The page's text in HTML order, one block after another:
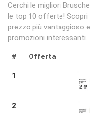
Cerchi le migliori
le top 10 offerte! Scopri
prezzo più vantaggioso
promozioni interessanti.
# Offerta
1
2